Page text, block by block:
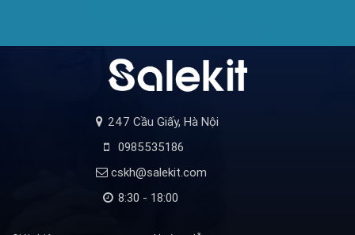
247 Cầu Giấy, Hà Nội
0985535186
cskh@salekit.com
8:30 - 18:00